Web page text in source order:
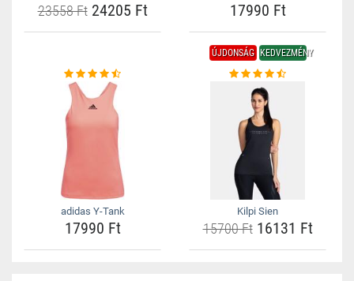
23558 Ft24205 Ft 17990 Ft
adidas Y-Tank
17990 Ft
ÚJDONSÁG KEDVEZMÉNY
Kilpi Sien
15700 Ft16131 Ft